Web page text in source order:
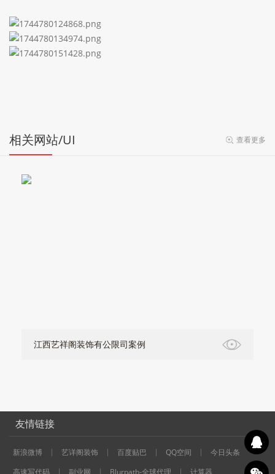
相关网站/UI 查看更多
江西艺祥阁装饰有公限司案例
友情链接
新浪微博 艺详阁装饰 百度贴巴 QQ空间
今日头条
高速写代码
副业网 Blurpath-全球代理 计算器